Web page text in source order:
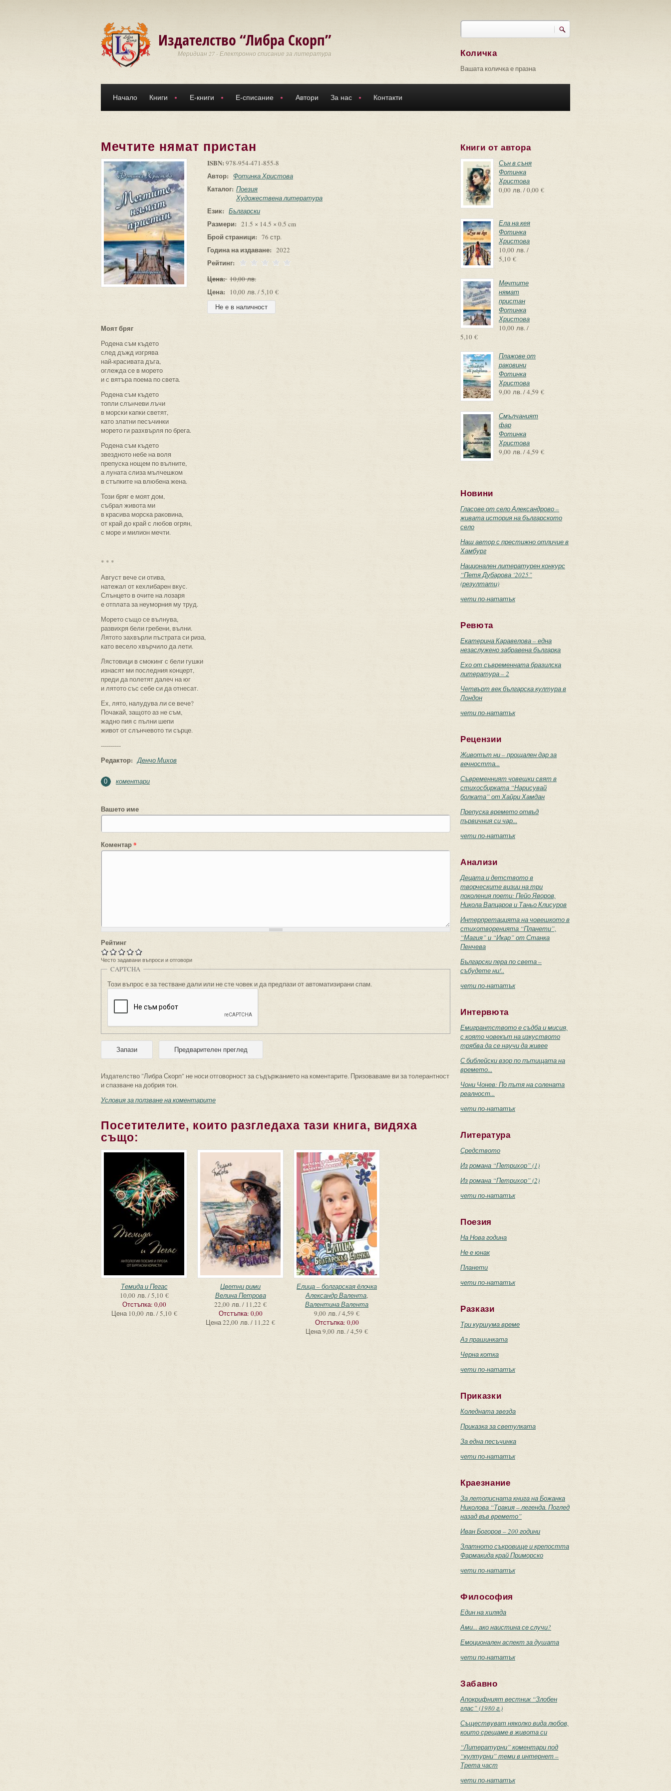
Издателство “Либра Скорп”
Меридиан 27 - Електронно списание за литература
Търси
Количка
Вашата количка е празна
Начало Книги Е-книги Е-списание Автори За нас Контакти
Мечтите нямат пристан
ISBN: 978-954-471-855-8
Автор: Фотинка Христова
Каталог: Поезия
Художествена литература
Език: Български
Размери: 21.5 × 14.5 × 0.5 cm
Брой страници: 76 стр.
Година на издаване: 2022
Рейтинг:
Цена: 10,00 лв.
Цена: 10,00 лв. / 5,10 €
Моят бряг
Родена съм където
след дъжд изгрява
най-красивата дъга,
оглежда се в морето
и с вятъра поема по света.
Родена съм където
топли слънчеви лъчи
в морски капки светят,
като златни песъчинки
морето ги разхвърля по брега.
Родена съм където
звездното небе на воля
препуска нощем по вълните,
а луната слиза мълчешком
в стъпките на влюбена жена.
Този бряг е моят дом,
събрал живота ми
в красива морска раковина,
от край до край с любов огрян,
с море и милион мечти.
* * *
Август вече си отива,
натежал от кехлибарен вкус.
Слънцето в очите на лозаря
е отплата за неуморния му труд.
Морето също се вълнува,
развихря бели гребени, вълни.
Лятото захвърли пъстрата си риза,
като весело хвърчило да лети.
Лястовици в смокинг с бели гушки
изнасят ми последния концерт,
преди да полетят далеч на юг
и лятото със себе си да отнесат.
Ех, лято, налудува ли се вече?
Почакай, защото аз не съм,
жадно пия с пълни шепи
живот от слънчевото ти сърце.
----------
Редактор: Денчо Михов
0 коментари
Вашето име
Коментар*
Рейтинг
Често задавани въпроси и отговори
CAPTCHA
Този въпрос е за тестване дали или не сте човек и да предпази от автоматизирани спам.
Издателство "Либра Скорп" не носи отговорност за съдържанието на коментарите. Призоваваме ви за толерантност
и спазване на добрия тон.
Условия за ползване на коментарите
Посетителите, които разгледаха тази книга, видяха
също:
Темида и Пегас
10,00 лв. / 5,10 €
Отстъпка: 0,00
Цена 10,00 лв. / 5,10 €
Цветни рими
Велина Петрова
22,00 лв. / 11,22 €
Отстъпка: 0,00
Цена22,00 лв. / 11,22 €
Елица – болгарская ёлочка
Александр Валента,
Валентина Валента
9,00 лв. / 4,59 €
Отстъпка: 0,00
Цена9,00 лв. / 4,59 €
Книги от автора
Сън в съня
Фотинка
Христова
0,00 лв. / 0,00 €
Ела на кея
Фотинка
Христова
10,00 лв. /
5,10 €
Мечтите
нямат
пристан
Фотинка
Христова
10,00 лв. /
5,10 €
Плажове от
раковини
Фотинка
Христова
9,00 лв. / 4,59 €
Смълчаният
фар
Фотинка
Христова
9,00 лв. / 4,59 €
Новини
Гласове от село Александрово –
живата история на българското
село
Наш автор с престижно отличие в
Хамбург
Национален литературен конкурс
“Петя Дубарова ‘2025”
(резултати)
чети по-нататък
Ревюта
Екатерина Каравелова – една
незаслужено забравена българка
Ехо от съвременната бразилска
литература – 2
Четвърт век българска култура в
Лондон
чети по-нататък
Рецензии
Животът ни – прощален дар за
вечността...
Съвременният човешки свят в
стихосбирката “Нарисувай
болката” от Хайри Хамдан
Препуска времето отвъд
първичния си чар...
чети по-нататък
Анализи
Децата и детството в
творческите визии на три
поколения поети: Пейо Яворов,
Никола Вапцаров и Таньо Клисуров
Интерпретацията на човешкото в
стихотворенията “Планети”,
“Магия” и “Икар” от Станка
Пенчева
Български пера по света –
събудете ни!..
чети по-нататък
Интервюта
Емигрантството е съдба и мисия,
с която човекът на изкуството
трябва да се научи да живее
С библейски взор по пътищата на
времето...
Чони Чонев: По пътя на солената
реалност...
чети по-нататък
Литература
Средството
Из романа “Петрихор” (1)
Из романа “Петрихор” (2)
чети по-нататък
Поезия
На Нова година
Не е юнак
Планети
чети по-нататък
Разкази
Три куршума време
Аз прашинката
Черна котка
чети по-нататък
Приказки
Коледната звезда
Приказка за светулката
За една песъчинка
чети по-нататък
Краезнание
За летописната книга на Божанка
Николова “Тракия – легенда. Поглед
назад във времето”
Иван Богоров – 200 години
Златното съкровище и крепостта
Фармакида край Приморско
чети по-нататък
Философия
Един на хиляда
Ами... ако наистина се случи?
Емоционален аспект за душата
чети по-нататък
Забавно
Апокрифният вестник “Злобен
глас” (1980 г.)
Съществуват няколко вида любов,
които срещаме в живота си
“Литературни” коментари под
“културни” теми в интернет –
Трета част
чети по-нататък